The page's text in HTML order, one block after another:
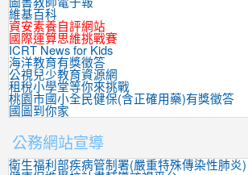
維基百科
資安素養自評網站
國際運算思維挑戰賽
ICRT News for Kids
海洋教育有獎徵答
公視兒少教育資源網
租稅小學堂等你來挑戰
桃園市國小全民健保(含正確用藥)有獎徵答
國圖到你家
公務網站宣導
衛生福利部疾病管制署(嚴重特殊傳染性肺炎)